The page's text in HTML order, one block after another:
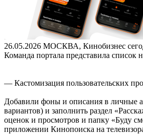
26.05.2026 МОСКВА, Кинобизнес
Команда портала представила список
— Кастомизация пользовательских
Добавили фоны и описания в личные
вариантов) и заполнить раздел
оценок и просмотров и папку «Буду
приложении Кинопоиска на